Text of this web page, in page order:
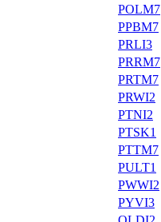
POLM7
PPBM7
PRLI3
PRRM7
PRTM7
PRWI2
PTNI2
PTSK1
PTTM7
PULT1
PWWI2
PYVI3